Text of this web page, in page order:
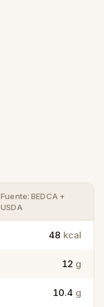
Fuente: BEDCA +
USDA
48 kcal
12 g
10.4 g